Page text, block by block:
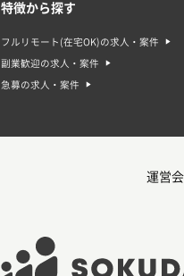
特徴から探す
フルリモート(在宅OK)の求人・案件
副業歓迎の求人・案件
急募の求人・案件
運営